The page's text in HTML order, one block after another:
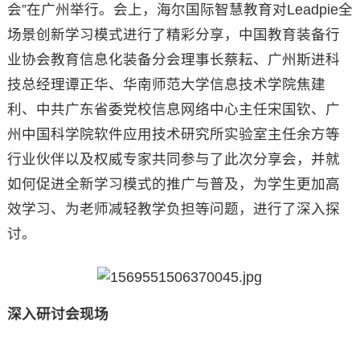
会”在广州举行。会上，海尔国际智慧教育对Leadpie全
场景创新学习模式进行了精彩分享，中国教育装备行
业协会教育信息化装备分会理事长蔡耘、广州斯进科
技总经理谭正华、华南师范大学信息技术学院焦建
利、中共广东省委党校信息网络中心主任宋国钦、广
州中国科学院软件应用技术研究所实验室主任余方等
行业伙伴以及权威专家共同参与了此次分享会，并就
如何促进全新学习模式的推广与普及，为学生更加高
效学习、为老师减轻教学负担等问题，进行了深入探
讨。
深入研讨会现场